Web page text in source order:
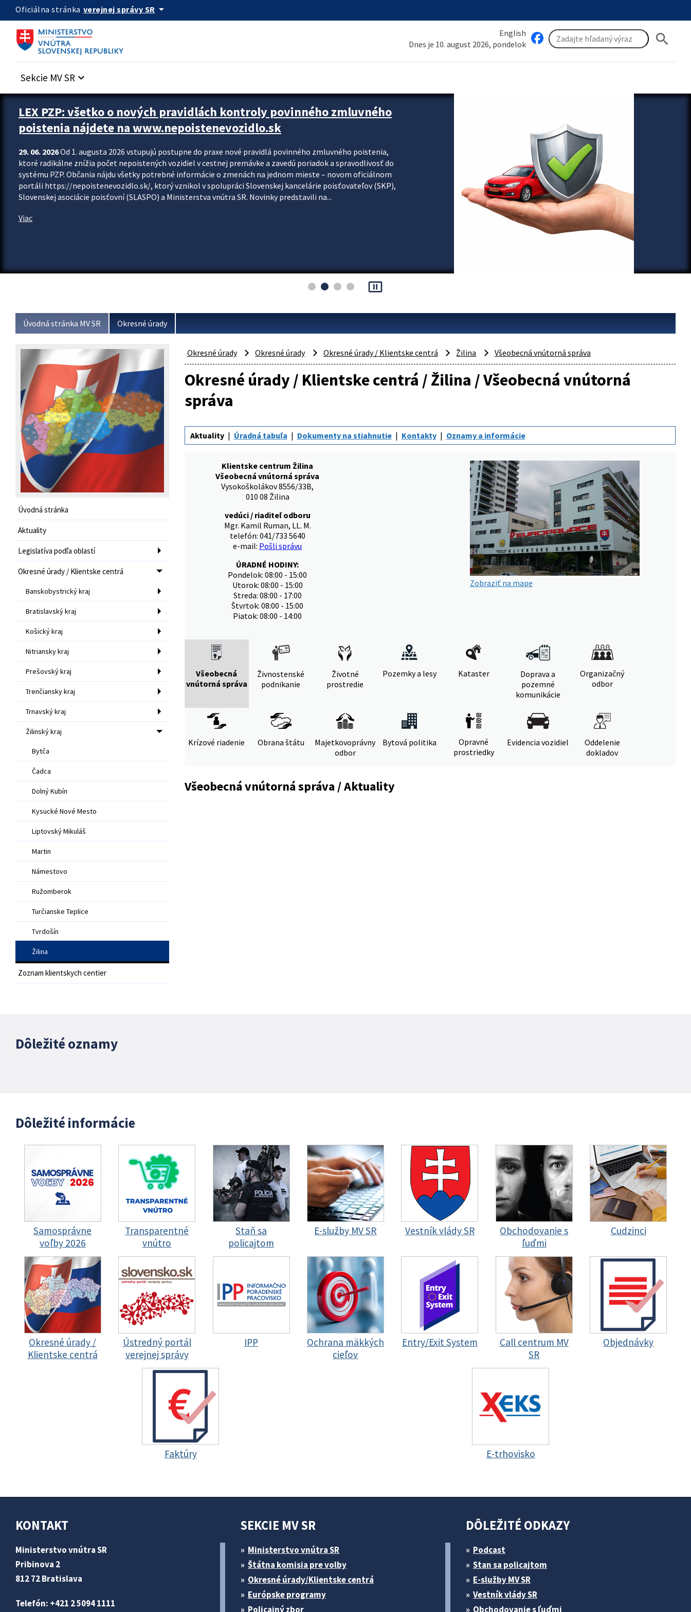
Preskocit na hlavný obsah
Oficiálna stránka verejnej správy SR arrow_drop_down
English
Dnes je 10. august 2026, pondelok
search
Sekcie MV SR keyboard_arrow_down
Zastavit automatický posun upútavok
LEX PZP: všetko o nových pravidlách kontroly povinného zmluvného
poistenia nájdete na www.nepoistenevozidlo.sk
29. 06. 2026Od 1. augusta 2026 vstupujú postupne do praxe nové pravidlá povinného zmluvného poistenia,
ktoré radikálne znížia počet nepoistených vozidiel v cestnej premávke a zavedú poriadok a spravodlivosť do
systému PZP. Občania nájdu všetky potrebné informácie o zmenách na jednom mieste – novom oficiálnom
portáli https://nepoistenevozidlo.sk/, ktorý vznikol v spolupráci Slovenskej kancelárie poisťovateľov (SKP),
Slovenskej asociácie poisťovní (SLASPO) a Ministerstva vnútra SR. Novinky predstavili na...
Viac
pause_presentation
Úvodná stránka MV SR Okresné úrady
Úvodná stránka
Aktuality
Legislatíva podľa oblastí
Okresné úrady / Klientske centrá
Banskobystrický kraj
Bratislavský kraj
Košický kraj
Nitriansky kraj
Prešovský kraj
Trenčiansky kraj
Trnavský kraj
Žilinský kraj
Bytča
Čadca
Dolný Kubín
Kysucké Nové Mesto
Liptovský Mikuláš
Martin
Námestovo
Ružomberok
Turčianske Teplice
Tvrdošín
Žilina
Zoznam klientskych centier
Okresné úrady Okresné úrady Okresné úrady / Klientske centrá Žilina Všeobecná vnútorná správa
Okresné úrady / Klientske centrá / Žilina / Všeobecná vnútorná
správa
Aktuality Úradná tabuľa Dokumenty na stiahnutie Kontakty Oznamy a informácie
Klientske centrum Žilina
Všeobecná vnútorná správa
Vysokoškolákov 8556/33B,
010 08 Žilina
vedúci / riaditeľ odboru
Mgr. Kamil Ruman, LL. M.
telefón: 041/733 5640
e-mail: Pošli správu
ÚRADNÉ HODINY:
Pondelok: 08:00 - 15:00
Utorok: 08:00 - 15:00
Streda: 08:00 - 17:00
Štvrtok: 08:00 - 15:00
Piatok: 08:00 - 14:00
Zobraziť na mape
Všeobecná
vnútorná správa
Živnostenské
podnikanie
Životné
prostredie
Pozemky a lesy Kataster
Doprava a
pozemné
komunikácie
Organizačný
odbor
Krízové riadenie Obrana štátu
Majetkovoprávny
odbor
Bytová politika
Opravné
prostriedky
Evidencia vozidiel
Oddelenie
dokladov
Všeobecná vnútorná správa / Aktuality
Dôležité oznamy
Dôležité informácie
Samosprávne
voľby 2026
Transparentné
vnútro
Staň sa
policajtom
E-služby MV SR Vestník vlády SR
Obchodovanie s
ľuďmi
Cudzinci
Okresné úrady /
Klientske centrá
Ústredný portál
verejnej správy
IPP
Ochrana mäkkých
cieľov
Entry/Exit System
Call centrum MV
SR
Objednávky
Faktúry E-trhovisko
KONTAKT
Ministerstvo vnútra SR
Pribinova 2
812 72 Bratislava
Telefón: +421 2 5094 1111
SEKCIE MV SR
Ministerstvo vnútra SR
Štátna komisia pre volby
Okresné úrady/Klientske centrá
Európske programy
Policajný zbor
DÔLEŽITÉ ODKAZY
Podcast
Stan sa policajtom
E-služby MV SR
Vestník vlády SR
Obchodovanie s ľuďmi